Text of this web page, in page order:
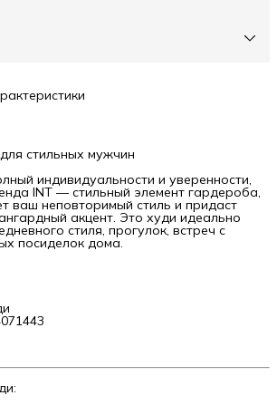
стильных мужчин
индивидуальности и уверенности,
INT — стильный элемент гардероба,
ваш неповторимый стиль и придаст
акцент. Это худи идеально
стиля, прогулок, встреч с
посиделок дома.